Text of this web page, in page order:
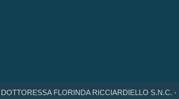
FLORINDA RICCIARDIELLO S.N.C. -